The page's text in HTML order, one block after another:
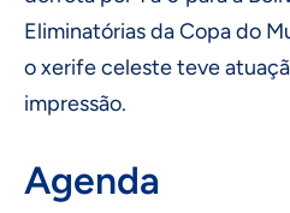
Eliminatórias da Copa do
o xerife celeste teve
impressão.
Agenda